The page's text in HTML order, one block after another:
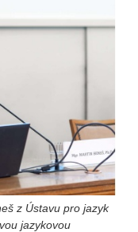
z Ústavu pro jazyk
jazykovou